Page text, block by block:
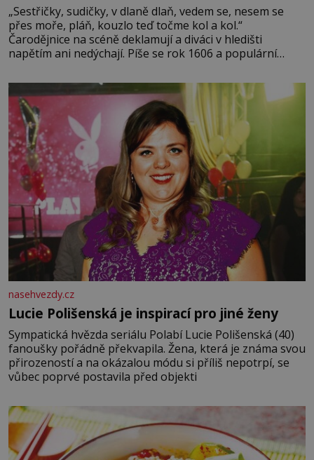
„Sestřičky, sudičky, v dlaně dlaň, vedem se, nesem se
přes moře, pláň, kouzlo teď točme kol a kol.“
Čarodějnice na scéně deklamují a diváci v hledišti
napětím ani nedýchají. Píše se rok 1606 a populární
Tragédii o Macbethovi. Napsal ji pro krále Jakuba I., jenž
v roce 1603 vystřídal
nasehvezdy.cz
Lucie Polišenská je inspirací pro jiné ženy
Sympatická hvězda seriálu Polabí Lucie Polišenská (40)
fanoušky pořádně překvapila. Žena, která je známa svou
přirozeností a na okázalou módu si příliš nepotrpí, se
vůbec poprvé postavila před objekti